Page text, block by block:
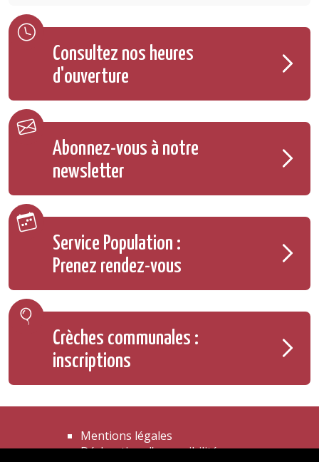
Consultez nos heures
d'ouverture
Abonnez-vous à notre
newsletter
Service Population :
Prenez rendez-vous
Crèches communales :
inscriptions
Mentions légales
Déclaration d'accessibilité